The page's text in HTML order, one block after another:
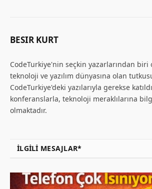
BESIR KURT
CodeTurkiye'nin seçkin yazarlarından biri
teknoloji ve yazılım dünyasına olan
CodeTurkiye'deki yazılarıyla gerekse
konferanslarla, teknoloji meraklılarına
olmaktadır.
İLGILI MESAJLAR*